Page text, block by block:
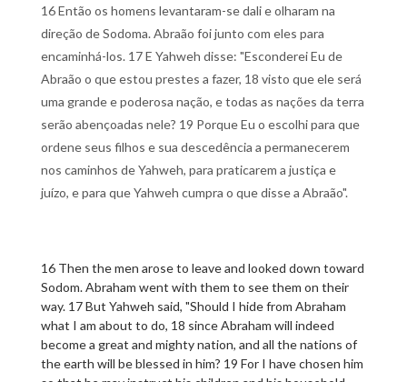
16 Então os homens levantaram-se dali e olharam na
direção de Sodoma. Abraão foi junto com eles para
encaminhá-los. 17 E Yahweh disse: "Esconderei Eu de
Abraão o que estou prestes a fazer, 18 visto que ele será
uma grande e poderosa nação, e todas as nações da terra
serão abençoadas nele? 19 Porque Eu o escolhi para que
ordene seus filhos e sua descedência a permanecerem
nos caminhos de Yahweh, para praticarem a justiça e
juízo, e para que Yahweh cumpra o que disse a Abraão".
16 Then the men arose to leave and looked down toward
Sodom. Abraham went with them to see them on their
way. 17 But Yahweh said, "Should I hide from Abraham
what I am about to do, 18 since Abraham will indeed
become a great and mighty nation, and all the nations of
the earth will be blessed in him? 19 For I have chosen him